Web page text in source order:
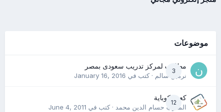
موضوعات
3
مطلوب لمركز تدريب سعودى بمصر
نرمين سالم· كتب في January 16, 2016
12
كعب كوباية
المدرب حسام الدين محمد· كتب في June 4, 2011